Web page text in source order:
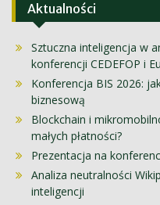
Aktualności
Sztuczna inteligencja w
konferencji CEDEFOP i
Konferencja BIS 2026:
biznesową
Blockchain i
małych płatności?
Prezentacja na
Analiza neutralności
inteligencji